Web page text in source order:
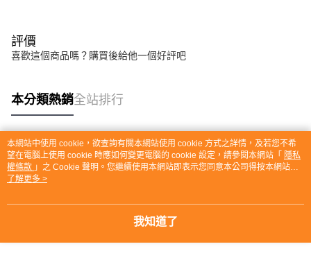
評價
喜歡這個商品嗎？購買後給他一個好評吧
本分類熱銷全站排行
熱門標籤
本網站中使用 cookie，欲查詢有關本網站使用 cookie 方式之詳情，及若您不希
望在電腦上使用 cookie 時應如何變更電腦的 cookie 設定，請參閱本網站「 隱私
權條款 」之 Cookie 聲明。您繼續使用本網站即表示您同意本公司得按本網站使
用條款之 Cookie 聲明使用 cookie。
了解更多 >
我知道了